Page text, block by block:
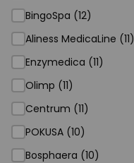
BingoSpa (12)
Aliness MedicaLine (11)
Enzymedica (11)
Olimp (11)
Centrum (11)
POKUSA (10)
Bosphaera (10)